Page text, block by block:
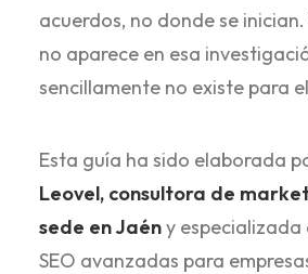
acuerdos, no donde se inician.
no aparece en esa
sencillamente no existe para
Esta guía ha sido elaborada
Leovel, consultora de
sede en Jaény
SEO avanzadas para